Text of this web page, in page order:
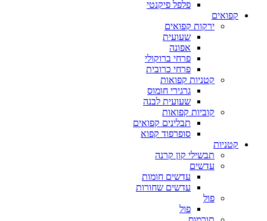
פלפל פיקנטי
קפואים
ירקות קפואים
שעועית
אפונה
פרחי ברוקולי
פרחי כרובית
קטניות קפואות
גרגירי חומוס
שעועית לבנה
קוביות קפואות
תבלינים קפואים
סופרפוד קפוא
קטניות
תבשילי קון קרנה
עדשים
עדשים חומות
עדשים שחורות
פול
פול